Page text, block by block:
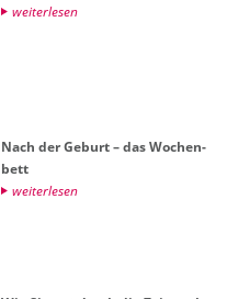
wei­ter­le­sen
Nach der Ge­burt – das Wo­chen­
bett
wei­ter­le­sen